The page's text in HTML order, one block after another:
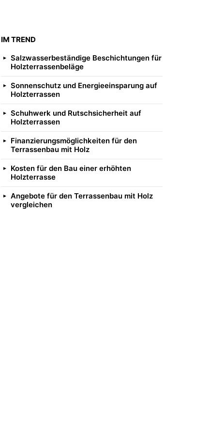
IM TREND
Salzwasserbeständige Beschichtungen für
Holzterrassenbeläge
Sonnenschutz und Energieeinsparung auf
Holzterrassen
Schuhwerk und Rutschsicherheit auf
Holzterrassen
Finanzierungsmöglichkeiten für den
Terrassenbau mit Holz
Kosten für den Bau einer erhöhten
Holzterrasse
Angebote für den Terrassenbau mit Holz
vergleichen